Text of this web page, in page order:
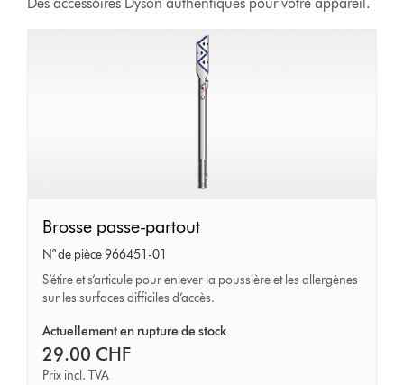
Brosse
passe-
partout
Brosse passe-partout
N° de pièce 966451-01
S’étire et s’articule pour enlever la poussière et les allergènes
sur les surfaces difficiles d’accès.
Actuellement en rupture de stock
29.00 CHF
Prix incl. TVA